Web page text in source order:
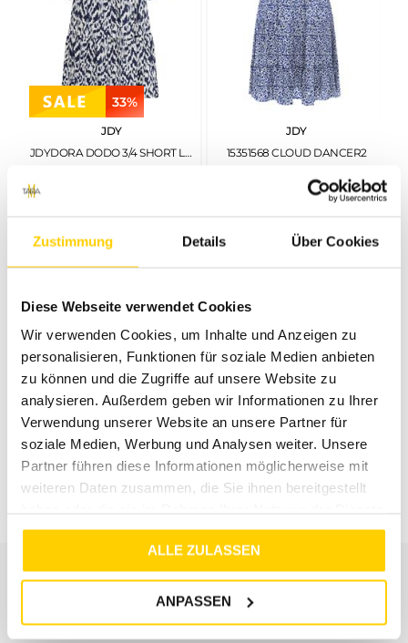
Zustimmung Details Über Cookies
Diese Webseite verwendet Cookies
Wir verwenden Cookies, um Inhalte und Anzeigen zu
personalisieren, Funktionen für soziale Medien anbieten
zu können und die Zugriffe auf unsere Website zu
analysieren. Außerdem geben wir Informationen zu Ihrer
Verwendung unserer Website an unsere Partner für
soziale Medien, Werbung und Analysen weiter. Unsere
Partner führen diese Informationen möglicherweise mit
weiteren Daten zusammen, die Sie ihnen bereitgestellt
gesammelt haben.
ALLE ZULASSEN
ANPASSEN
33%
JDY
JDYDORA DODO 3/4 SHORT LACE DRESS JRS BIRCH
JDY
15351568 CLOUD DANCER2
99
22%
JDY
JDYSAY 2/4 MIDI SHIRT DRESS WVN NOOS OATMEAL
€ 44, 99 €34,99
UNSER SERVICE